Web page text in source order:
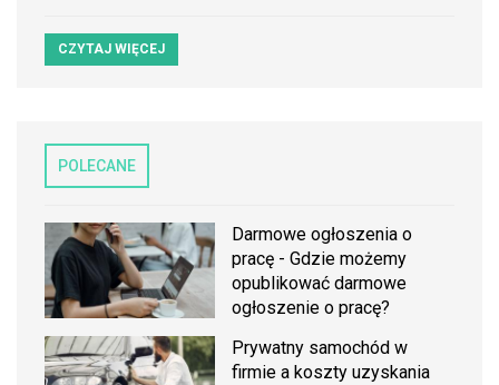
CZYTAJ WIĘCEJ
POLECANE
Darmowe ogłoszenia o
pracę - Gdzie możemy
opublikować darmowe
ogłoszenie o pracę?
Prywatny samochód w
firmie a koszty uzyskania